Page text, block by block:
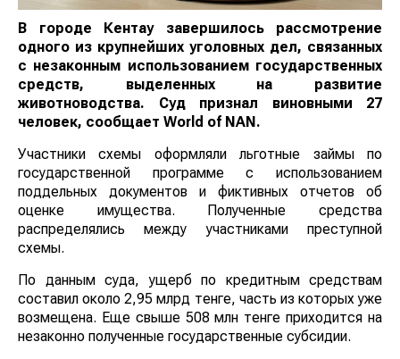
В городе Кентау завершилось рассмотрение
одного из крупнейших уголовных дел, связанных
с незаконным использованием государственных
средств, выделенных на развитие
животноводства. Суд признал виновными 27
человек, сообщает World of NAN.
Участники схемы оформляли льготные займы по
государственной программе с использованием
поддельных документов и фиктивных отчетов об
оценке имущества. Полученные средства
распределялись между участниками преступной
схемы.
По данным суда, ущерб по кредитным средствам
составил около 2,95 млрд тенге, часть из которых уже
возмещена. Еще свыше 508 млн тенге приходится на
незаконно полученные государственные субсидии.